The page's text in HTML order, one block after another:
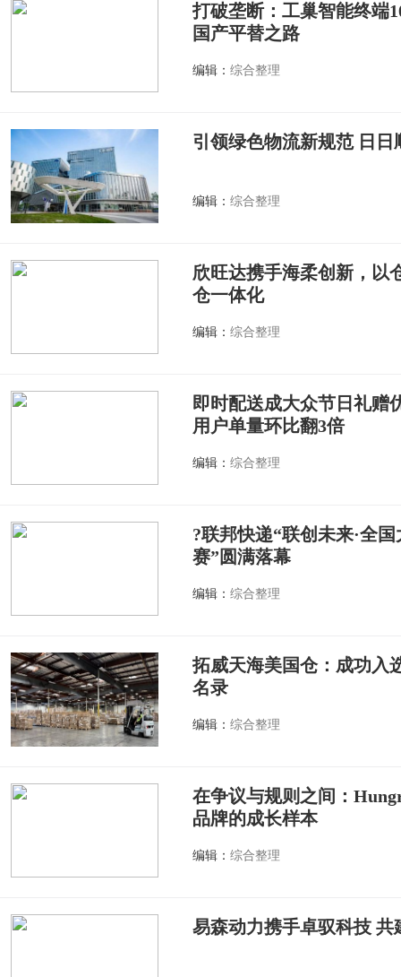
打破垄断：工巢智能终端
国产平替之路
编辑： 综合整理
引领绿色物流新规范 日
编辑： 综合整理
欣旺达携手海柔创新，以
仓一体化
编辑： 综合整理
即时配送成大众节日礼赠
用户单量环比翻3倍
编辑： 综合整理
?联邦快递“联创未来·全
赛”圆满落幕
编辑： 综合整理
拓威天海美国仓：成功入
名录
编辑： 综合整理
在争议与规则之间：
品牌的成长样本
编辑： 综合整理
易森动力携手卓驭科技